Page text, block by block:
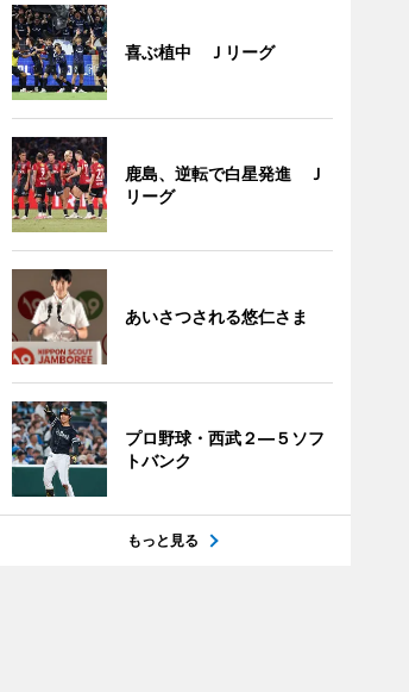
喜ぶ植中 Ｊリーグ
鹿島、逆転で白星発進 Ｊ
リーグ
あいさつされる悠仁さま
プロ野球・西武２―５ソフ
トバンク
もっと見る